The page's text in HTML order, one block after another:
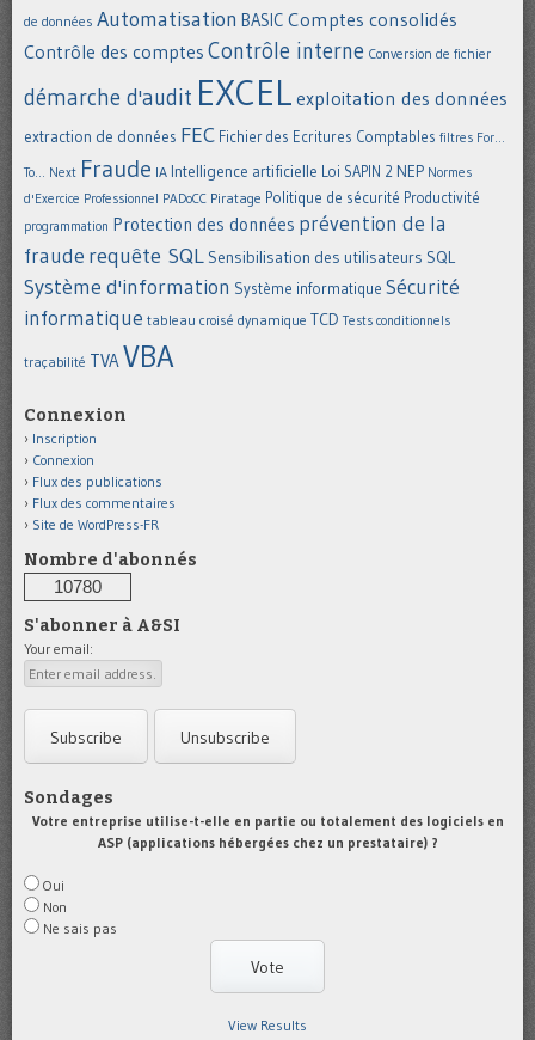
de données Automatisation BASIC Comptes consolidés
Contrôle des comptes Contrôle interne Conversion de fichier
démarche d'audit EXCEL exploitation des données
extraction de données FEC Fichier des Ecritures Comptables filtres For...
To... Next Fraude IA Intelligence artificielle Loi SAPIN 2 NEP Normes
d'Exercice Professionnel PADoCC Piratage Politique de sécurité Productivité
programmation Protection des données prévention de la
fraude requête SQL Sensibilisation des utilisateurs SQL
Système d'information Système informatique Sécurité
informatique tableau croisé dynamique TCD Tests conditionnels
traçabilité TVAVBA
Connexion
Inscription
Connexion
Flux des publications
Flux des commentaires
Site de WordPress-FR
Nombre d'abonnés
10780
S'abonner à A&SI
Your email:
Sondages
Votre entreprise utilise-t-elle en partie ou totalement des logiciels en
ASP (applications hébergées chez un prestataire) ?
Oui
Non
Ne sais pas
View Results